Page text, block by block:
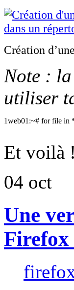
Création
Note : la
utiliser
1web01:~# for file in
Et voilà !
04 oct
Une
Firefox